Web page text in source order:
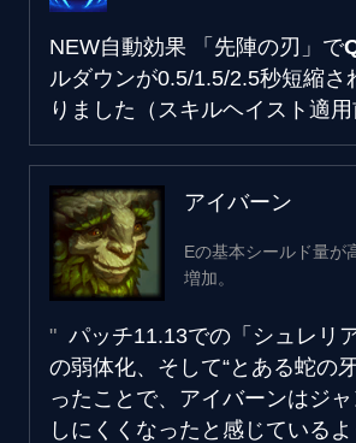
NEW自動効果 「先陣の刃」で
ルダウンが0.5/1.5/2.5秒短縮さ
りました（スキルヘイスト適用
アイバーン
Eの基本シールド量が
増加。
パッチ11.13での「シュレリ
の弱体化、そして“とある蛇の
ったことで、アイバーンはジ
しにくくなったと感じている